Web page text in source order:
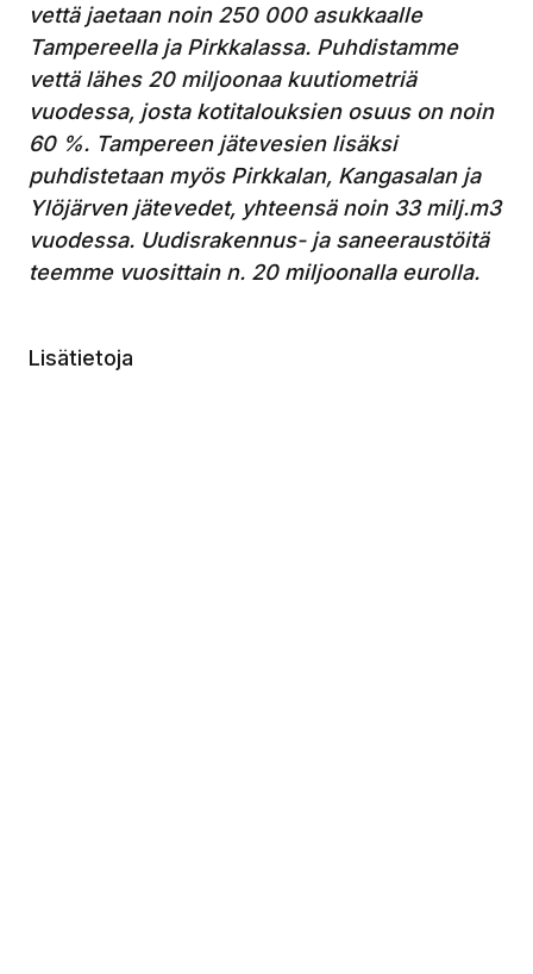
vettä jaetaan noin 250 000 asukkaalle
Tampereella ja Pirkkalassa. Puhdistamme
vettä lähes 20 miljoonaa kuutiometriä
vuodessa, josta kotitalouksien osuus on noin
60 %. Tampereen jätevesien lisäksi
puhdistetaan myös Pirkkalan, Kangasalan ja
Ylöjärven jätevedet, yhteensä noin 33 milj.m3
vuodessa. Uudisrakennus- ja saneeraustöitä
teemme vuosittain n. 20 miljoonalla eurolla.
Lisätietoja